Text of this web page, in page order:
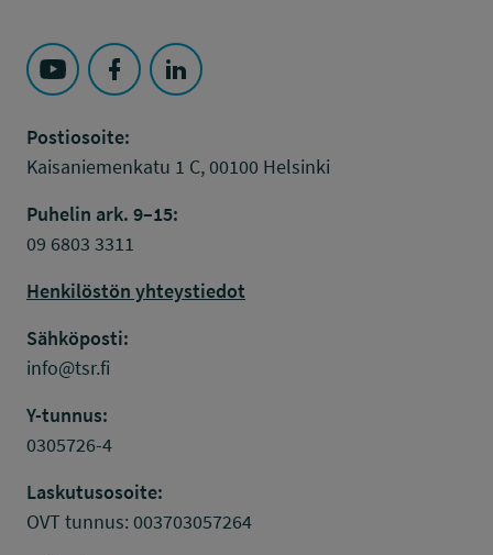
Seuraa Työsuojelurahasto kohteessa: YouTube
Seuraa Työsuojelurahasto kohteessa:
Seuraa Työsuojelurahasto kohteessa:
Postiosoite:
Kaisaniemenkatu 1 C, 00100 Helsinki
Puhelin ark. 9–15:
09 6803 3311
Henkilöstön yhteystiedot
Sähköposti:
info@tsr.fi
Y-tunnus:
0305726-4
Laskutusosoite:
OVT tunnus: 003703057264